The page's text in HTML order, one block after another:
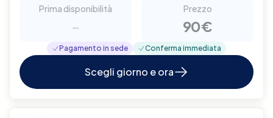
Prima disponibilità
-
Prezzo
90€
Pagamento in sede Conferma immediata
Scegli giorno e ora